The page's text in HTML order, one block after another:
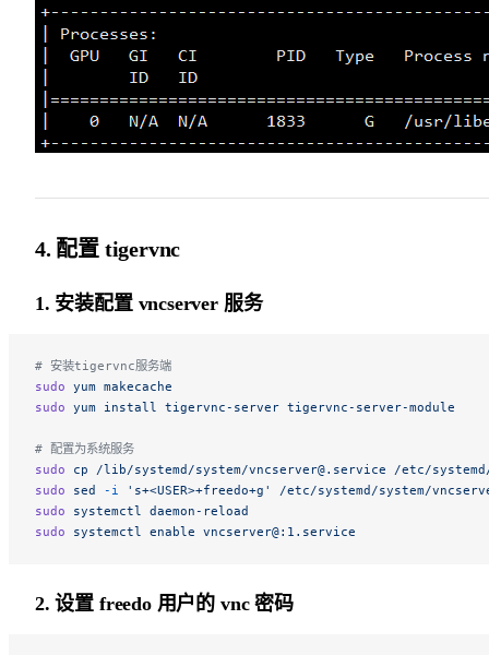
4. 配置 tigervnc
1. 安装配置 vncserver 服务
# 安装tigervnc服务端
sudo yum makecache
sudo yum install tigervnc-server tigervnc-server-module
# 配置为系统服务
sudo cp /lib/systemd/system/vncserver@.service /etc/
sudo sed -i 's+<USER>+freedo+g'
/etc/systemd/system/
sudo systemctl daemon-reload
sudo systemctl enable vncserver@:1.service
2. 设置 freedo 用户的 vnc 密码